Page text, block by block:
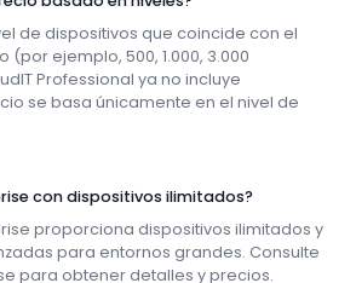
de dispositivos que coincide con el
ejemplo, 500, 1.000, 3.000
Professional ya no incluye
se basa únicamente en el nivel de
con dispositivos ilimitados?
proporciona dispositivos ilimitados y
para entornos grandes. Consulte
para obtener detalles y precios.